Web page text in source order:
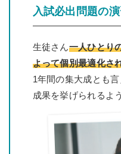
入試必出問題の
生徒さん一人ひとり
よって個別最適化さ
1年間の集大成とも
成果を挙げられるよ